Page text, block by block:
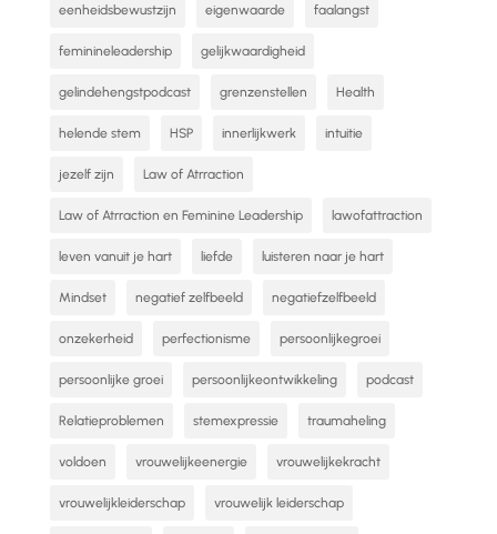
eenheidsbewustzijn eigenwaarde faalangst
feminineleadership gelijkwaardigheid
gelindehengstpodcast grenzenstellen Health
helende stem HSP innerlijkwerk intuitie
jezelf zijn Law of Atrraction
Law of Atrraction en Feminine Leadership lawofattraction
leven vanuit je hart liefde luisteren naar je hart
Mindset negatief zelfbeeld negatiefzelfbeeld
onzekerheid perfectionisme persoonlijkegroei
persoonlijke groei persoonlijkeontwikkeling podcast
Relatieproblemen stemexpressie traumaheling
voldoen vrouwelijkeenergie vrouwelijkekracht
vrouwelijkleiderschap vrouwelijk leiderschap